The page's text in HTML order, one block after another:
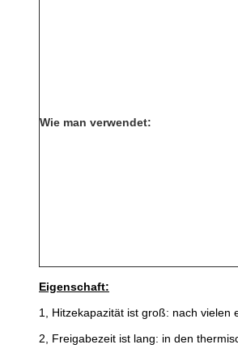
Wie man verwendet:
Eigenschaft:
1, Hitzekapazität ist groß: nach vielen
2, Freigabezeit ist lang: in den